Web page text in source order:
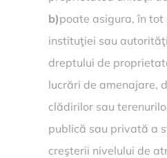
b)poate asigura, în tot
instituţiei sau
dreptului de
lucrări de amenajare,
clădirilor sau
publică sau privată a
creşterii nivelului de